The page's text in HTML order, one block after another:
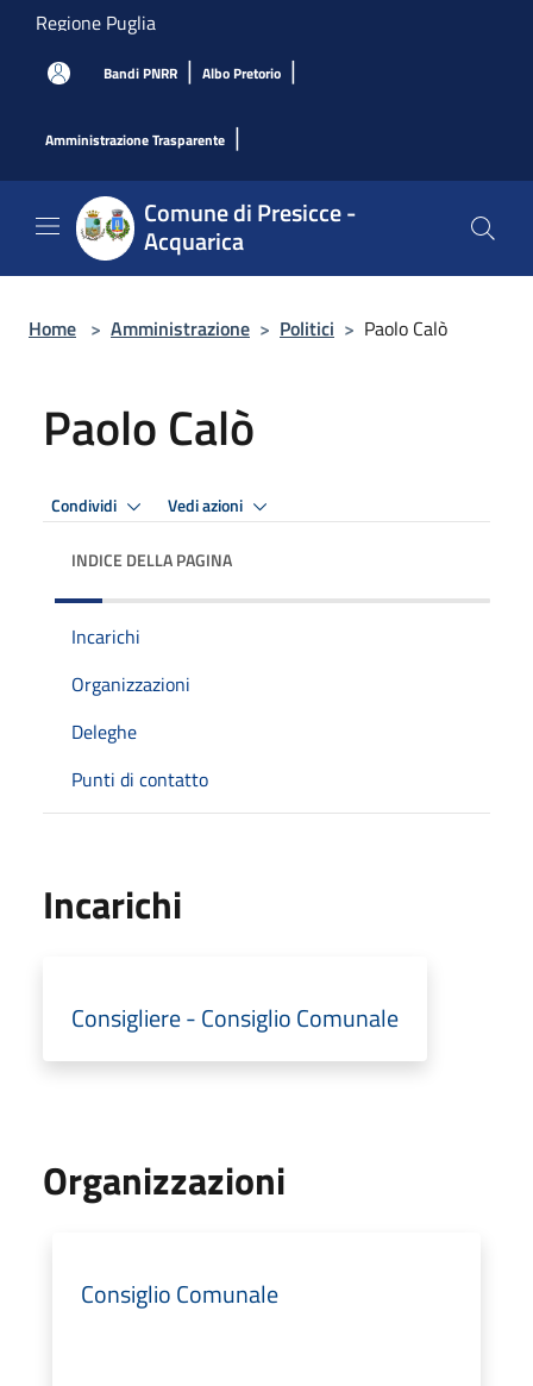
Salta al contenuto principale
Regione Puglia
Bandi PNRR | Albo Pretorio |
Amministrazione Trasparente |
Comune di Presicce -
Acquarica
Home > Amministrazione > Politici > Paolo Calò
Paolo Calò
Condividi Vedi azioni
INDICE DELLA PAGINA
Incarichi
Organizzazioni
Deleghe
Punti di contatto
Incarichi
Consigliere - Consiglio Comunale
Organizzazioni
Consiglio Comunale